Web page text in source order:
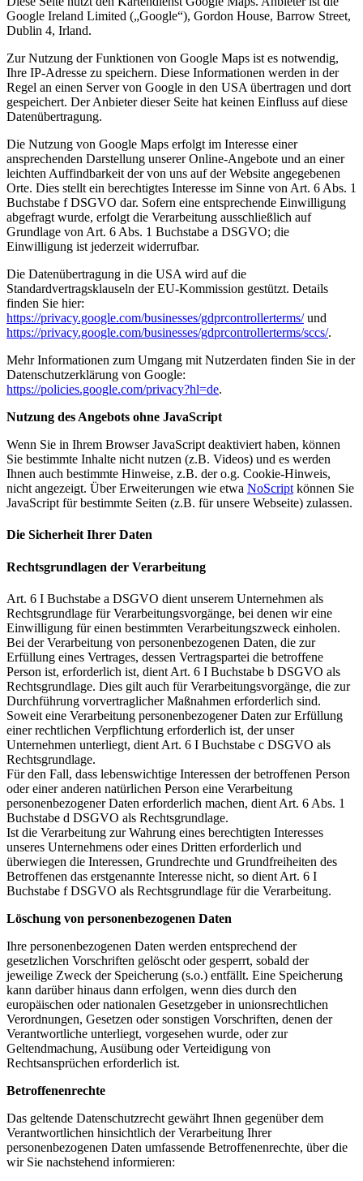
Google Ireland Limited („Google“), Gordon House, Barrow Street,
Dublin 4, Irland.
Zur Nutzung der Funktionen von Google Maps ist es notwendig,
Ihre IP-Adresse zu speichern. Diese Informationen werden in der
Regel an einen Server von Google in den USA übertragen und dort
gespeichert. Der Anbieter dieser Seite hat keinen Einfluss auf diese
Datenübertragung.
Die Nutzung von Google Maps erfolgt im Interesse einer
ansprechenden Darstellung unserer Online-Angebote und an einer
leichten Auffindbarkeit der von uns auf der Website angegebenen
Orte. Dies stellt ein berechtigtes Interesse im Sinne von Art. 6 Abs. 1
Buchstabe f DSGVO dar. Sofern eine entsprechende Einwilligung
abgefragt wurde, erfolgt die Verarbeitung ausschließlich auf
Grundlage von Art. 6 Abs. 1 Buchstabe a DSGVO; die
Einwilligung ist jederzeit widerrufbar.
Die Datenübertragung in die USA wird auf die
Standardvertragsklauseln der EU-Kommission gestützt. Details
finden Sie hier:
https://privacy.google.com/businesses/gdprcontrollerterms/und
https://privacy.google.com/businesses/gdprcontrollerterms/sccs/.
Mehr Informationen zum Umgang mit Nutzerdaten finden Sie in der
Datenschutzerklärung von Google:
https://policies.google.com/privacy?hl=de.
Nutzung des Angebots ohne JavaScript
Wenn Sie in Ihrem Browser JavaScript deaktiviert haben, können
Sie bestimmte Inhalte nicht nutzen (z.B. Videos) und es werden
Ihnen auch bestimmte Hinweise, z.B. der o.g. Cookie-Hinweis,
nicht angezeigt. Über Erweiterungen wie etwa NoScript können Sie
JavaScript für bestimmte Seiten (z.B. für unsere Webseite) zulassen.
Die Sicherheit Ihrer Daten
Rechtsgrundlagen der Verarbeitung
Art. 6 I Buchstabe a DSGVO dient unserem Unternehmen als
Rechtsgrundlage für Verarbeitungsvorgänge, bei denen wir eine
Einwilligung für einen bestimmten Verarbeitungszweck einholen.
Bei der Verarbeitung von personenbezogenen Daten, die zur
Erfüllung eines Vertrages, dessen Vertragspartei die betroffene
Person ist, erforderlich ist, dient Art. 6 I Buchstabe b DSGVO als
Rechtsgrundlage. Dies gilt auch für Verarbeitungsvorgänge, die zur
Durchführung vorvertraglicher Maßnahmen erforderlich sind.
Soweit eine Verarbeitung personenbezogener Daten zur Erfüllung
einer rechtlichen Verpflichtung erforderlich ist, der unser
Unternehmen unterliegt, dient Art. 6 I Buchstabe c DSGVO als
Rechtsgrundlage.
Für den Fall, dass lebenswichtige Interessen der betroffenen Person
oder einer anderen natürlichen Person eine Verarbeitung
personenbezogener Daten erforderlich machen, dient Art. 6 Abs. 1
Buchstabe d DSGVO als Rechtsgrundlage.
Ist die Verarbeitung zur Wahrung eines berechtigten Interesses
unseres Unternehmens oder eines Dritten erforderlich und
überwiegen die Interessen, Grundrechte und Grundfreiheiten des
Betroffenen das erstgenannte Interesse nicht, so dient Art. 6 I
Buchstabe f DSGVO als Rechtsgrundlage für die Verarbeitung.
Löschung von personenbezogenen Daten
Ihre personenbezogenen Daten werden entsprechend der
gesetzlichen Vorschriften gelöscht oder gesperrt, sobald der
jeweilige Zweck der Speicherung (s.o.) entfällt. Eine Speicherung
kann darüber hinaus dann erfolgen, wenn dies durch den
europäischen oder nationalen Gesetzgeber in unionsrechtlichen
Verordnungen, Gesetzen oder sonstigen Vorschriften, denen der
Verantwortliche unterliegt, vorgesehen wurde, oder zur
Geltendmachung, Ausübung oder Verteidigung von
Rechtsansprüchen erforderlich ist.
Betroffenenrechte
Das geltende Datenschutzrecht gewährt Ihnen gegenüber dem
Verantwortlichen hinsichtlich der Verarbeitung Ihrer
personenbezogenen Daten umfassende Betroffenenrechte, über die
wir Sie nachstehend informieren: